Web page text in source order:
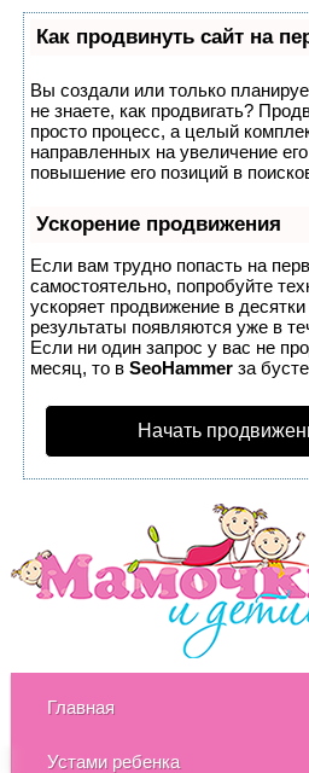
Как продвинуть сайт на
Вы создали или только
не знаете, как продвигать?
просто процесс, а целый
направленных на увеличение
повышение его позиций в
Ускорение продвижения
Если вам трудно попасть на
самостоятельно, попробуйте
ускоряет продвижение в
результаты появляются уже в
Если ни один запрос у вас не
месяц, то в SeoHammerза
Начать
Главная
Устами ребенка